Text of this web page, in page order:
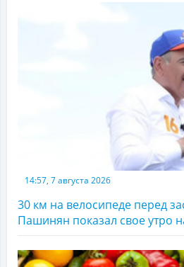
14:57, 7 августа 2026
30 км на велосипеде перед
Пашинян показал свое утро